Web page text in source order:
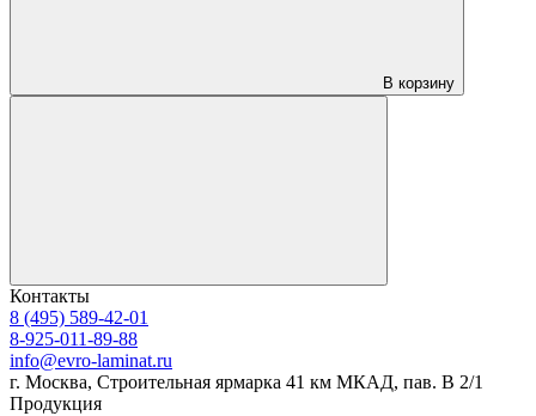
В корзину
Контакты
8 (495) 589-42-01
8-925-011-89-88
info@evro-laminat.ru
г. Москва, Строительная ярмарка 41 км МКАД, пав. В 2/1
Продукция